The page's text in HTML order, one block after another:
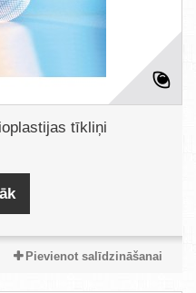
tīkliņi
Pievienot salīdzināšanai